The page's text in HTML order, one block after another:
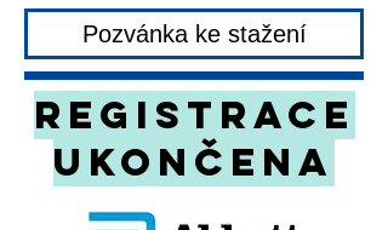
Pozvánka ke stažení
REGISTRACE
UKONČENA